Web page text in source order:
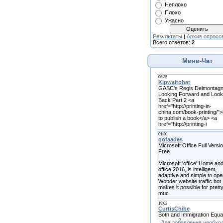
Неплохо
Плохо
Ужасно
Результаты | Архив
Всего ответов: 2
Мини-Чат